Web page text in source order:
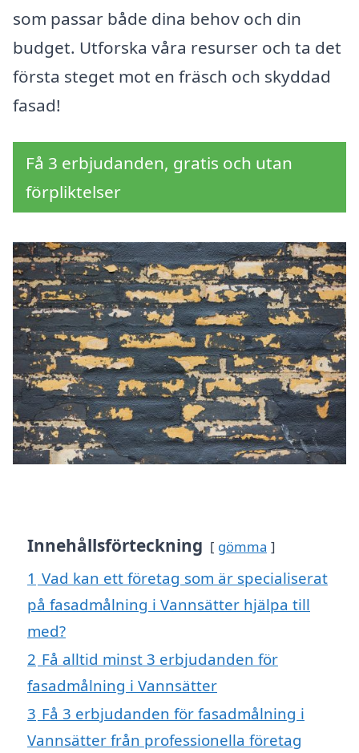
som passar både dina behov och din
budget. Utforska våra resurser och ta det
första steget mot en fräsch och skyddad
fasad!
Få 3 erbjudanden, gratis och utan
förpliktelser
Innehållsförteckning gömma
1 Vad kan ett företag som är specialiserat
på fasadmålning i Vannsätter hjälpa till
med?
2 Få alltid minst 3 erbjudanden för
fasadmålning i Vannsätter
3 Få 3 erbjudanden för fasadmålning i
Vannsätter från professionella företag